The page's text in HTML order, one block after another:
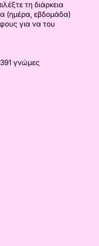
τη διάρκεια
(ημέρα, εβδομάδα)
για να του
γνώμες